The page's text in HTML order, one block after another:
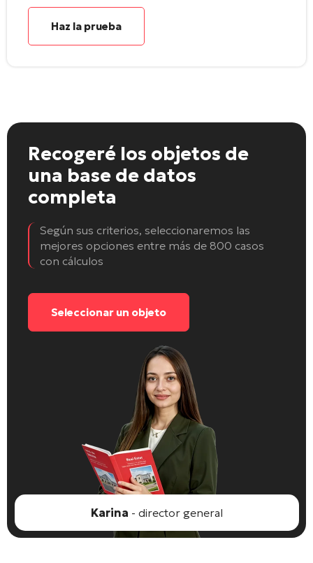
Haz la prueba
Recogeré los objetos de
una base de datos
completa
Según sus criterios, seleccionaremos las
mejores opciones entre más de 800 casos
con cálculos
Seleccionar un objeto
Karina - director general